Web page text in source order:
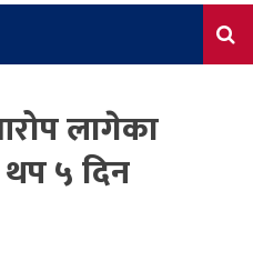
लागेका
थप ५ दिन